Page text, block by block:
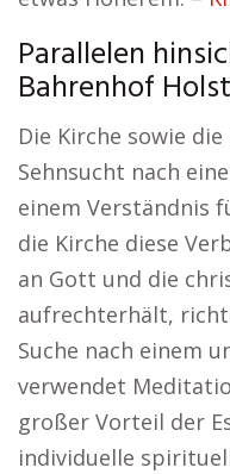
Parallelen
Bahrenhof
Die Kirche sowie
Sehnsucht nach
einem Verständnis
die Kirche diese
an Gott und die
aufrechterhält,
Suche nach einem
verwendet
großer Vorteil der
individuelle